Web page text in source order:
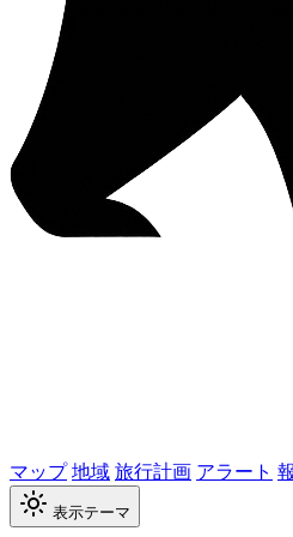
マップ地域旅行計画 アラート
表示テーマ